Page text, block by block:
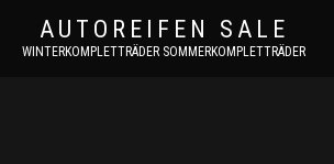
AUTOREIFEN SALE
WINTERKOMPLETTRÄDER SOMMERKOMPLETTRÄDER